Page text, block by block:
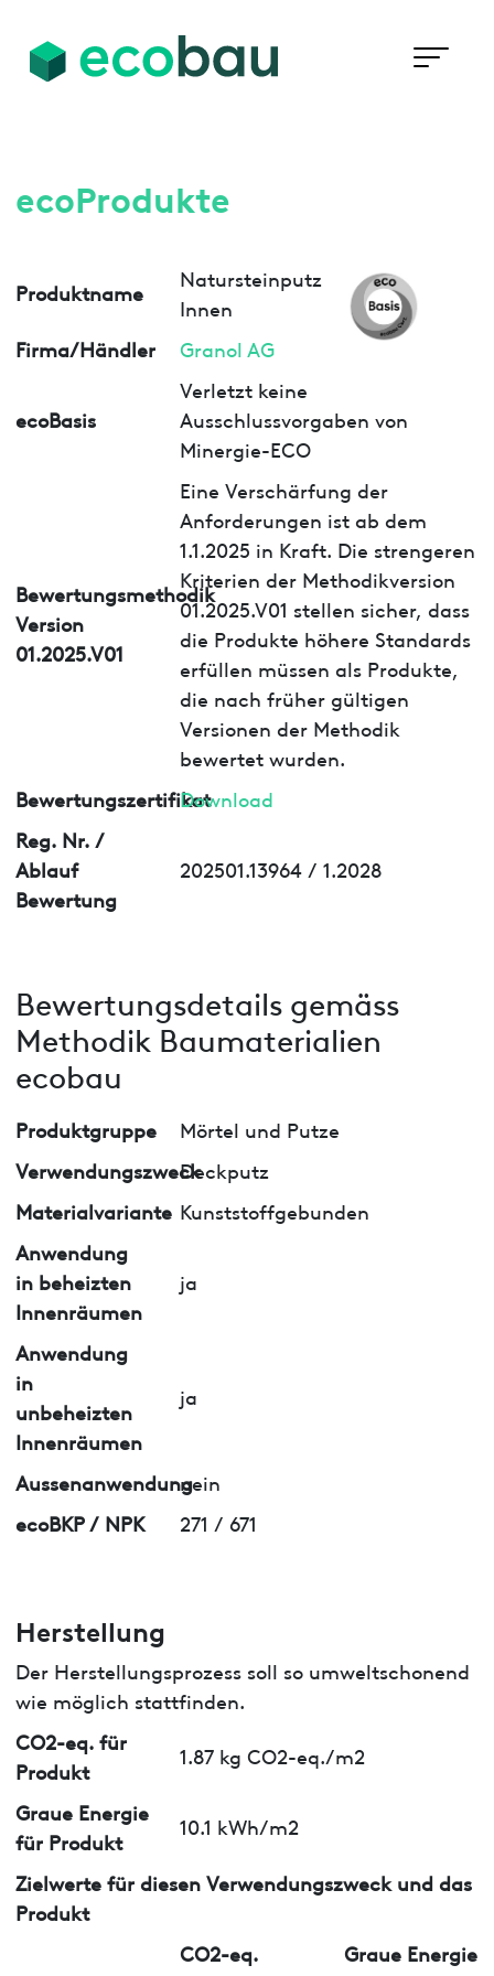
ecoProdukte
Produktname
Natursteinputz
Innen
Firma/Händler
Granol AG
ecoBasis
Verletzt keine
Ausschlussvorgaben von
Minergie-ECO
Bewertungsmethodik
Version
01.2025.V01
Eine Verschärfung der
Anforderungen ist ab dem
1.1.2025 in Kraft. Die strengeren
Kriterien der Methodikversion
01.2025.V01 stellen sicher, dass
die Produkte höhere Standards
erfüllen müssen als Produkte,
die nach früher gültigen
Versionen der Methodik
bewertet wurden.
BewertungszertifikatDownload
Reg. Nr. /
Ablauf
Bewertung
202501.13964 / 1.2028
Bewertungsdetails gemäss
Methodik Baumaterialien
ecobau
Produktgruppe
Mörtel und Putze
VerwendungszweckDeckputz
Materialvariante Kunststoffgebunden
Anwendung
in beheizten
Innenräumen
ja
Anwendung
in
unbeheizten
Innenräumen
ja
Aussenanwendungnein
ecoBKP / NPK
271 / 671
Herstellung
Der Herstellungsprozess soll so umweltschonend
wie möglich stattfinden.
CO2-eq. für
Produkt
1.87 kg CO2-eq./m2
Graue Energie
für Produkt
10.1 kWh/m2
Zielwerte für diesen Verwendungszweck und das
Produkt
CO2-eq.
Graue Energie